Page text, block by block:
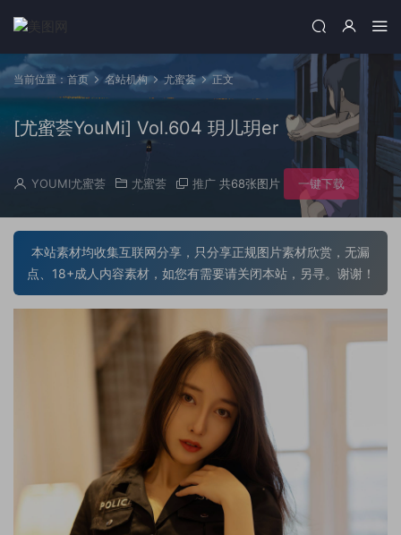
当前位置： 首页 名站机构 尤蜜荟 正文
[尤蜜荟YouMi] Vol.604 玥儿玥er
YOUMI尤蜜荟 尤蜜荟 推广 共68张图片 一键下载
本站素材均收集互联网分享，只分享正规图片素材欣赏，无漏
点、18+成人内容素材，如您有需要请关闭本站，另寻。谢谢！